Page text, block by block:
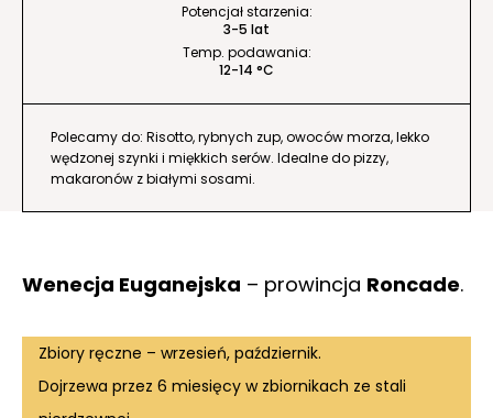
Potencjał starzenia:
3-5 lat
Temp. podawania:
12-14 °C
Polecamy do: Risotto, rybnych zup, owoców morza, lekko
wędzonej szynki i miękkich serów. Idealne do pizzy,
makaronów z białymi sosami.
Wenecja Euganejska – prowincja Roncade.
Zbiory ręczne – wrzesień, październik.
Dojrzewa przez 6 miesięcy w zbiornikach ze stali